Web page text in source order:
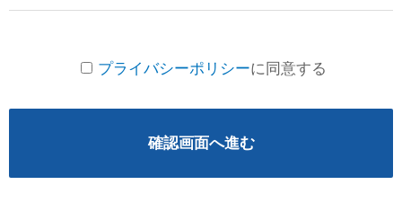
プライバシーポリシーに同意する
確認画面へ進む